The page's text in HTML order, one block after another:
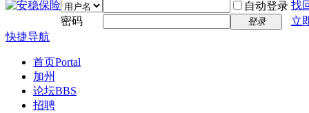
自动登录 找
密码
登录
立
快捷导航
首页Portal
加州
论坛BBS
招聘